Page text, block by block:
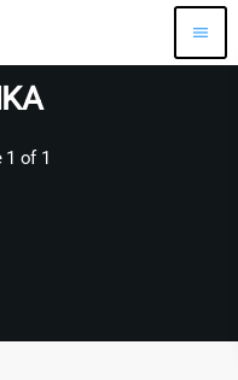
menu
1 of 1